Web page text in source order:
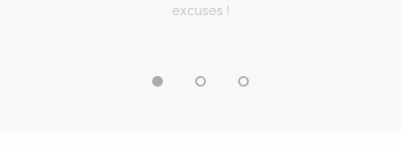
excuses !